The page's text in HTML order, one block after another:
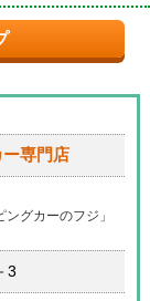
専門店
グカーのフジ」
3